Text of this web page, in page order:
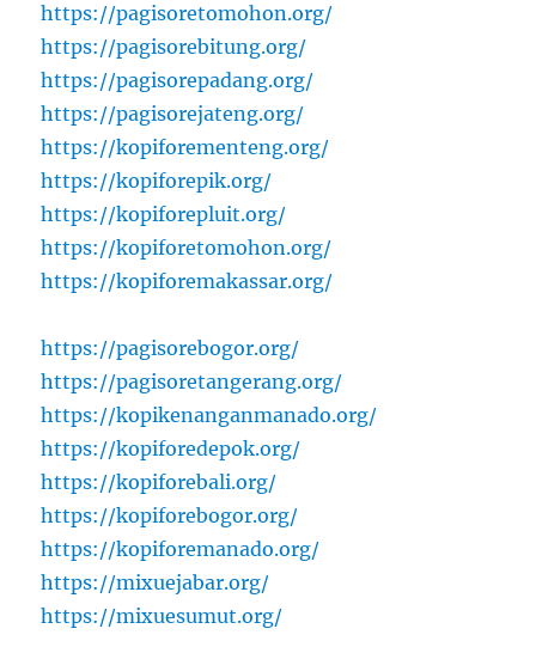
https://pagisoretomohon.org/
https://pagisorebitung.org/
https://pagisorepadang.org/
https://pagisorejateng.org/
https://kopiforementeng.org/
https://kopiforepik.org/
https://kopiforepluit.org/
https://kopiforetomohon.org/
https://kopiforemakassar.org/
https://pagisorebogor.org/
https://pagisoretangerang.org/
https://kopikenanganmanado.org/
https://kopiforedepok.org/
https://kopiforebali.org/
https://kopiforebogor.org/
https://kopiforemanado.org/
https://mixuejabar.org/
https://mixuesumut.org/